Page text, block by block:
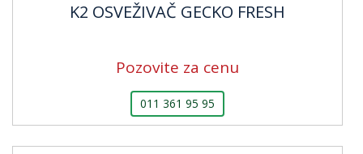
K2 OSVEŽIVAČ GECKO FRESH
Pozovite za cenu
011 361 95 95